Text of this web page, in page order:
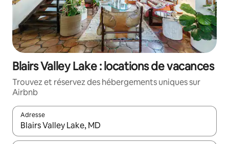
Blairs Valley Lake : locations de vacances
Trouvez et réservez des hébergements uniques sur
Airbnb
Adresse
Lorsque les résultats s'affichent, utilisez les flèches vers le